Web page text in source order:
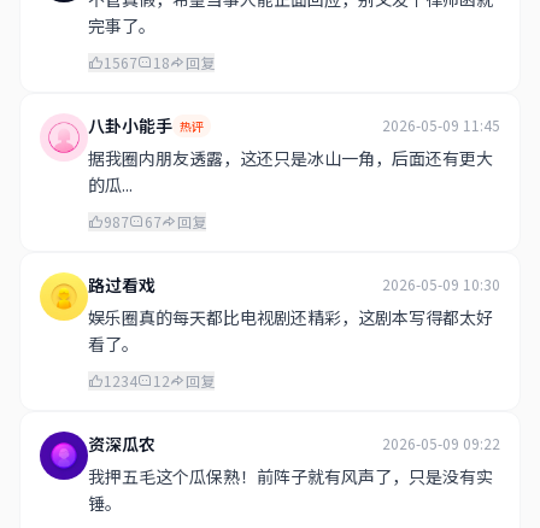
完事了。
1567 18 回复
八卦小能手 热评 2026-05-09 11:45
据我圈内朋友透露，这还只是冰山一角，后面还有更大
的瓜...
987 67 回复
路过看戏 2026-05-09 10:30
娱乐圈真的每天都比电视剧还精彩，这剧本写得都太好
看了。
1234 12 回复
资深瓜农 2026-05-09 09:22
我押五毛这个瓜保熟！前阵子就有风声了，只是没有实
锤。